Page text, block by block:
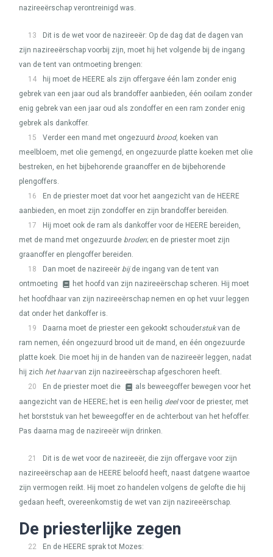
nazireeërschap verontreinigd was.
13
Dit is de wet voor de nazireeër: Op de dag dat de dagen van
zijn nazireeërschap voorbij zijn, moet hij het volgende bij de ingang
van de tent van ontmoeting brengen:
14
hij moet de HEERE als zijn offergave één lam zonder enig
gebrek van een jaar oud als brandoffer aanbieden, één ooilam zonder
enig gebrek van een jaar oud als zondoffer en een ram zonder enig
gebrek als dankoffer.
15
Verder een mand met ongezuurd brood, koeken van
meelbloem, met olie gemengd, en ongezuurde platte koeken met olie
bestreken, en het bijbehorende graanoffer en de bijbehorende
plengoffers.
16
En de priester moet dat voor het aangezicht van de HEERE
aanbieden, en moet zijn zondoffer en zijn brandoffer bereiden.
17
Hij moet ook de ram als dankoffer voor de HEERE bereiden,
met de mand met ongezuurde broden; en de priester moet zijn
graanoffer en plengoffer bereiden.
18
Dan moet de nazireeër bijde ingang van de tent van
ontmoeting
het hoofd van zijn nazireeërschap scheren. Hij moet
het hoofdhaar van zijn nazireeërschap nemen en op het vuur leggen
dat onder het dankoffer is.
19
Daarna moet de priester een gekookt schouderstukvan de
ram nemen, één ongezuurd brood uit de mand, en één ongezuurde
platte koek. Die moet hij in de handen van de nazireeër leggen, nadat
hij zich het haarvan zijn nazireeërschap afgeschoren heeft.
20
En de priester moet die
als beweegoffer bewegen voor het
aangezicht van de HEERE; het is een heilig deelvoor de priester, met
het borststuk van het beweegoffer en de achterbout van het hefoffer.
Pas daarna mag de nazireeër wijn drinken.
21
Dit is de wet voor de nazireeër, die zijn offergave voor zijn
nazireeërschap aan de HEERE beloofd heeft, naast datgene waartoe
zijn vermogen reikt. Hij moet zo handelen volgens de gelofte die hij
gedaan heeft, overeenkomstig de wet van zijn nazireeërschap.
De priesterlijke zegen
22 En de HEERE sprak tot Mozes: